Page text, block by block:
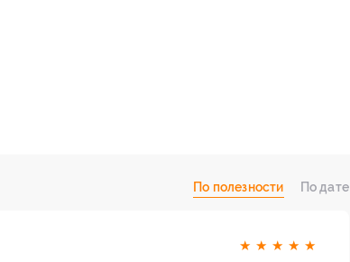
По полезности По дате
★ ★ ★ ★ ★